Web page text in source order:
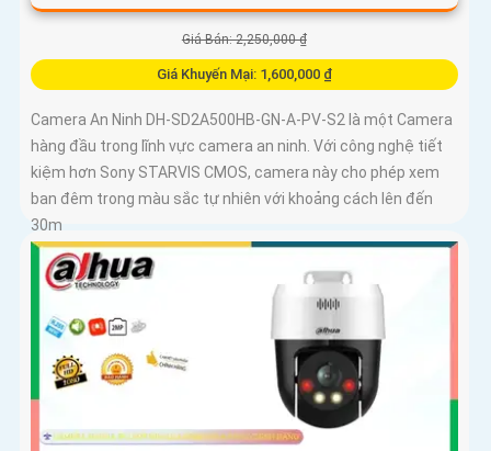
Giá Bán: 2,250,000 ₫
Giá Khuyến Mại: 1,600,000 ₫
Camera An Ninh DH-SD2A500HB-GN-A-PV-S2 là một Camera
hàng đầu trong lĩnh vực camera an ninh. Với công nghệ tiết
kiệm hơn Sony STARVIS CMOS, camera này cho phép xem
ban đêm trong màu sắc tự nhiên với khoảng cách lên đến
30m